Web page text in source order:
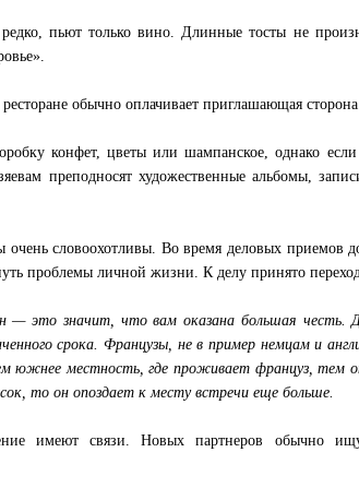
пьют только вино. Длинные тосты не
обычно оплачивает приглашающая
конфет, цветы или шампанское, однако если
преподносят художественные альбомы,
словоохотливы. Во время деловых приемов
проблемы личной жизни. К делу принято
— это значит, что вам оказана большая честь.
срока. Французы, не в пример немцам и
южнее местность, где проживает француз, тем
то он опоздает к месту встречи еще больше.
имеют связи. Новых партнеров обычно